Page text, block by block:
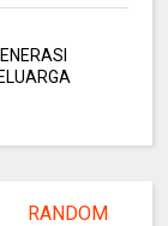
RANDOM